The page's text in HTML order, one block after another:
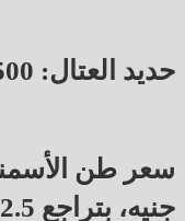
حديد العتال: 39500 جنيه.
جنيه، بتراجع 92.5 جنيه.